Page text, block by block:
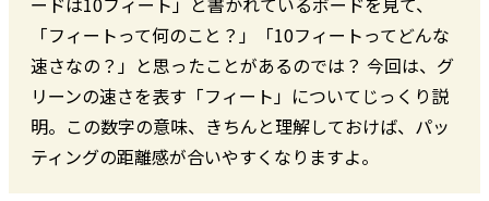
「フィートって何のこと？」「10フィートってどんな
速さなの？」と思ったことがあるのでは？ 今回は、グ
リーンの速さを表す「フィート」についてじっくり説
明。この数字の意味、きちんと理解しておけば、パッ
ティングの距離感が合いやすくなりますよ。